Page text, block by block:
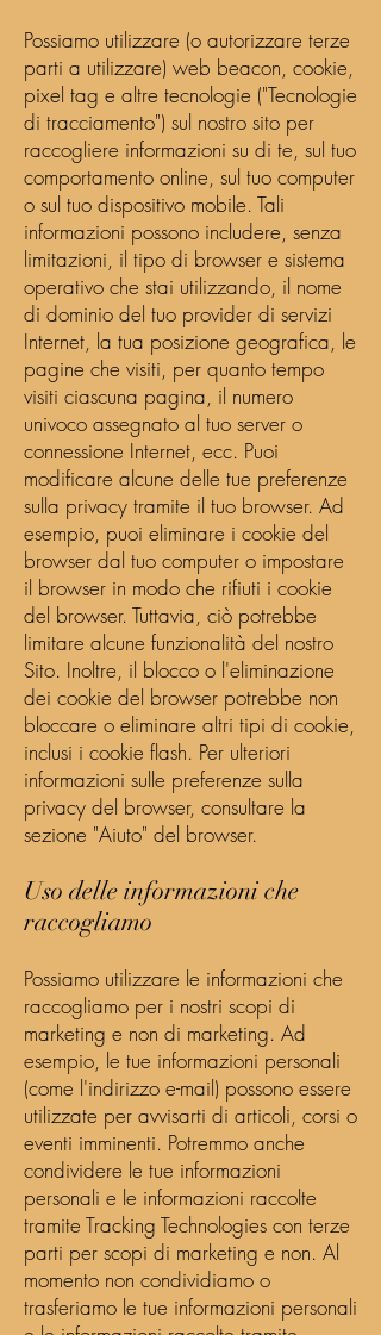
Possiamo utilizzare (o autorizzare terze
parti a utilizzare) web beacon, cookie,
pixel tag e altre tecnologie ("Tecnologie
di tracciamento") sul nostro sito per
raccogliere informazioni su di te, sul tuo
comportamento online, sul tuo computer
o sul tuo dispositivo mobile. Tali
informazioni possono includere, senza
limitazioni, il tipo di browser e sistema
operativo che stai utilizzando, il nome
di dominio del tuo provider di servizi
Internet, la tua posizione geografica, le
pagine che visiti, per quanto tempo
visiti ciascuna pagina, il numero
univoco assegnato al tuo server o
connessione Internet, ecc. Puoi
modificare alcune delle tue preferenze
sulla privacy tramite il tuo browser. Ad
esempio, puoi eliminare i cookie del
browser dal tuo computer o impostare
il browser in modo che rifiuti i cookie
del browser. Tuttavia, ciò potrebbe
limitare alcune funzionalità del nostro
Sito. Inoltre, il blocco o l'eliminazione
dei cookie del browser potrebbe non
bloccare o eliminare altri tipi di cookie,
inclusi i cookie flash. Per ulteriori
informazioni sulle preferenze sulla
privacy del browser, consultare la
sezione "Aiuto" del browser.
Uso delle informazioni che
raccogliamo
Possiamo utilizzare le informazioni che
raccogliamo per i nostri scopi di
marketing e non di marketing. Ad
esempio, le tue informazioni personali
(come l'indirizzo e-mail) possono essere
utilizzate per avvisarti di articoli, corsi o
eventi imminenti. Potremmo anche
condividere le tue informazioni
personali e le informazioni raccolte
tramite Tracking Technologies con terze
parti per scopi di marketing e non. Al
momento non condividiamo o
trasferiamo le tue informazioni personali